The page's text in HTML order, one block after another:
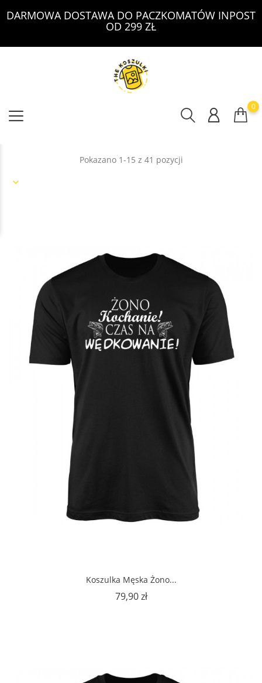
DARMOWA DOSTAWA DO PACZKOMATÓW INPOST
OD 299 ZŁ
0
Pokazano 1-15 z 41 pozycji
Koszulka Męska Żono...
79,90 złCena